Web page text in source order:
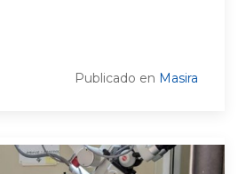
Publicado en Masira